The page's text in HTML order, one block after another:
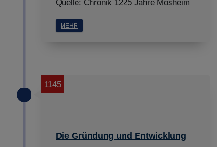
Quelle: Chronik 1225 Jahre Mosheim
MEHR
Die Gründung und Entwicklung
1145